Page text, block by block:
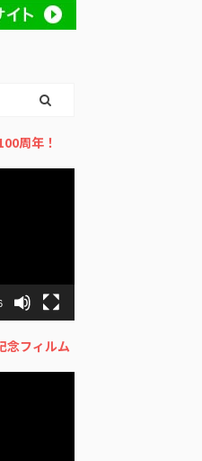
周年！
念フィルム